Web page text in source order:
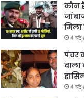
कौन
मिला
4 घंटे
पंचर
वाला
4 घंटे